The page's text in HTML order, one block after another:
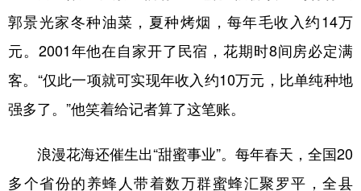
郭景光家冬种油菜，夏种烤烟，每年毛收入约14万
元。2001年他在自家开了民宿，花期时8间房必定满
客。“仅此一项就可实现年收入约10万元，比单纯种地
强多了。”他笑着给记者算了这笔账。
浪漫花海还催生出“甜蜜事业”。每年春天，全国20
多个省份的养蜂人带着数万群蜜蜂汇聚罗平，全县